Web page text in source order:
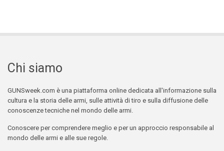
Chi siamo
GUNSweek.com è una piattaforma online dedicata all'informazione sulla
cultura e la storia delle armi, sulle attività di tiro e sulla diffusione delle
conoscenze tecniche nel mondo delle armi.
Conoscere per comprendere meglio e per un approccio responsabile al
mondo delle armi e alle sue regole.